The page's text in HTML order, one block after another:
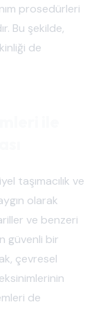
prosedürleri
Bu şekilde,
de
taşımacılık ve
olarak
ve benzeri
güvenli bir
çevresel
de